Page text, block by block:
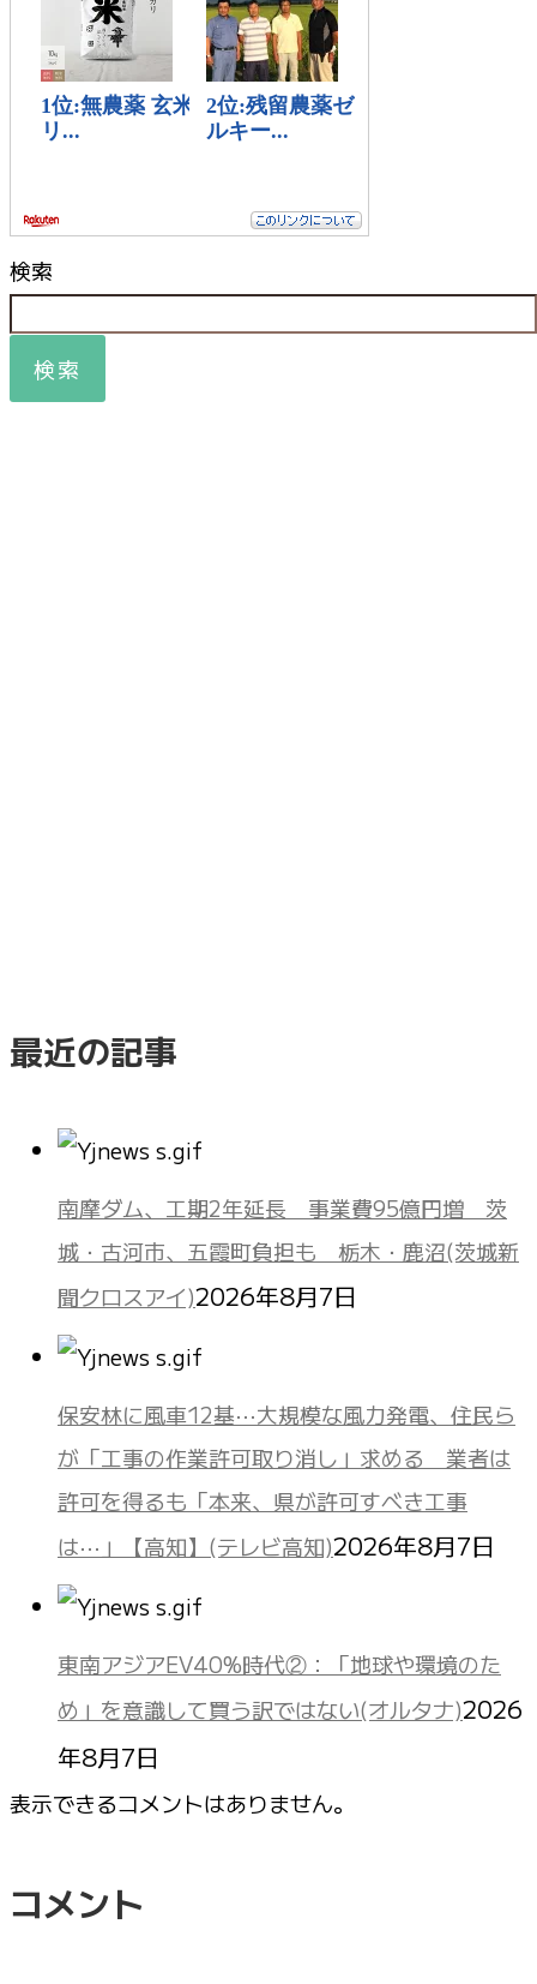
検索
検索
最近の記事
南摩ダム、工期2年延長 事業費95億円増 茨
城・古河市、五霞町負担も 栃木・鹿沼(茨城新
聞クロスアイ)2026年8月7日
保安林に風車12基⋯大規模な風力発電、住民ら
が「工事の作業許可取り消し」求める 業者は
許可を得るも「本来、県が許可すべき工事
は⋯」【高知】(テレビ高知)2026年8月7日
東南アジアEV40%時代②：「地球や環境のた
め」を意識して買う訳ではない(オルタナ)2026
年8月7日
表示できるコメントはありません。
コメント